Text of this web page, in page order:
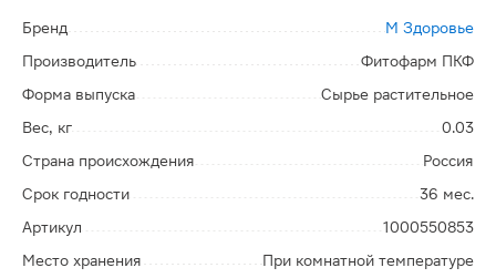
Бренд
М Здоровье
Производитель
Фитофарм ПКФ
Форма выпуска
Сырье растительное
Вес, кг
0.03
Страна происхождения
Россия
Срок годности
36 мес.
Артикул
1000550853
Место хранения
При комнатной температуре